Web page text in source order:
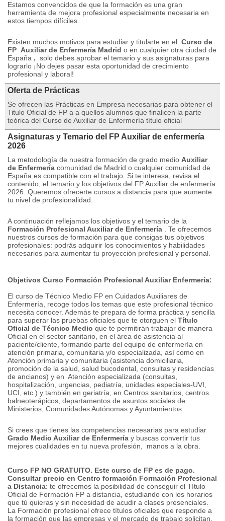
Estamos convencidos de que la formación es una gran
herramienta de mejora profesional especialmente necesaria en
estos tiempos difíciles.
Existen muchos motivos para estudiar y titularte en el Curso de
FP Auxiliar de Enfermería Madrid o en cualquier otra ciudad de
España , solo debes aprobar el temario y sus asignaturas para
lograrlo ¡No dejes pasar esta oportunidad de crecimiento
profesional y laboral!
Oferta de Prácticas
Se ofrecen las Prácticas en Empresa necesarias para obtener el
Titulo Oficial de FP a a quellos alumnos que finalicen la parte
teórica del Curso de Auxiliar de Enfermería título oficial
Asignaturas y Temario del FP Auxiliar de enfermería
2026
La metodología de nuestra formación de grado medio Auxiliar
de Enfermería comunidad de Madrid o cualquier comunidad de
España es compatible con el trabajo. Si te interesa, revisa el
contenido, el temario y los objetivos del FP Auxiliar de enfermería
2026. Queremos ofrecerte cursos a distancia para que aumente
tu nivel de profesionalidad.
A continuación reflejamos los objetivos y el temario de la
Formación Profesional Auxiliar de Enfermería
Te ofrecemos
nuestros cursos de formación para que consigas tus objetivos
profesionales: podrás adquirir los conocimientos y habilidades
necesarios para aumentar tu proyección profesional y personal.
Objetivos Curso Formación Profesional Auxiliar Enfermería:
El curso de Técnico Medio FP en Cuidados Auxiliares de
Enfermería, recoge todos los temas que este profesional técnico
necesita conocer. Además te prepara de forma práctica y sencilla
para superar las pruebas oficiales que te otorguen el Título
Oficial de Técnico Medio que te permitirán trabajar de manera
Oficial en el sector sanitario, en el área de asistencia al
paciente/cliente, formando parte del equipo de enfermería en
atención primaria, comunitaria y/o especializada, así como en
Atención primaria y comunitaria (asistencia domiciliaria,
promoción de la salud, salud bucodental, consultas y residencias
de ancianos) y en Atención especializada (consultas,
hospitalización, urgencias, pediatría, unidades especiales-UVI,
UCI, etc.) y también en geriatría, en Centros sanitarios, centros
balneoterápicos, departamentos de asuntos sociales de
Ministerios, Comunidades Autónomas y Ayuntamientos.
Si crees que tienes las competencias necesarias para estudiar
Grado Medio Auxiliar de Enfermería y buscas convertir tus
mejores cualidades en tu nueva profesión, manos a la obra.
Curso FP NO GRATUITO. Este curso de FP es de pago.
Consultar precio en Centro formación Formación Profesional
a Distancia: te ofrecemos la posibilidad de conseguir el Título
Oficial de Formación FP a distancia, estudiando con los horarios
que tú quieras y sin necesidad de acudir a clases presenciales.
La Formación profesional ofrece títulos oficiales que responde a
la formación que las empresas y el mercado de trabajo solicitan.